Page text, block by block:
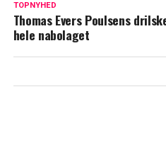
TOPNYHED
Thomas Evers Poulsens
hele nabolaget